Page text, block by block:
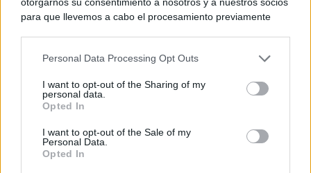
para que llevemos a cabo el procesamiento previamente
negar su consentimiento. Tenga en cuenta que algún
de su consentimiento, pero usted tiene el derecho de
rechazar tal procesamiento. Sus preferencias se aplicarán
cualquier momento entrando de nuevo en este sitio web o
visitando nuestra política de privacidad.
Personal Data Processing Opt Outs
I want to opt-out of the Sharing of my
personal data.
Opted In
I want to opt-out of the Sale of my
Personal Data.
Opted In